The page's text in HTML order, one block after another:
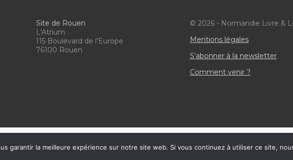
Site de Rouen
L'Atrium
115 Boulevard de l'Europe
76100 Rouen
© 2026 - Normandie Livre &
Mentions légales
S'abonner à la newsletter
Comment venir ?
XYZScripts.com
garantir la meilleure expérience sur notre site web. Si vous continuez à utiliser ce site,